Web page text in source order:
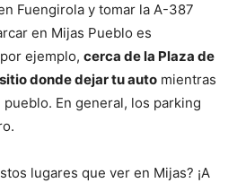
Fuengirola y tomar la A-387
en Mijas Pueblo es
ejemplo, cerca de la Plaza de
donde dejar tu auto mientras
En general, los parking
lugares que ver en Mijas? ¡A